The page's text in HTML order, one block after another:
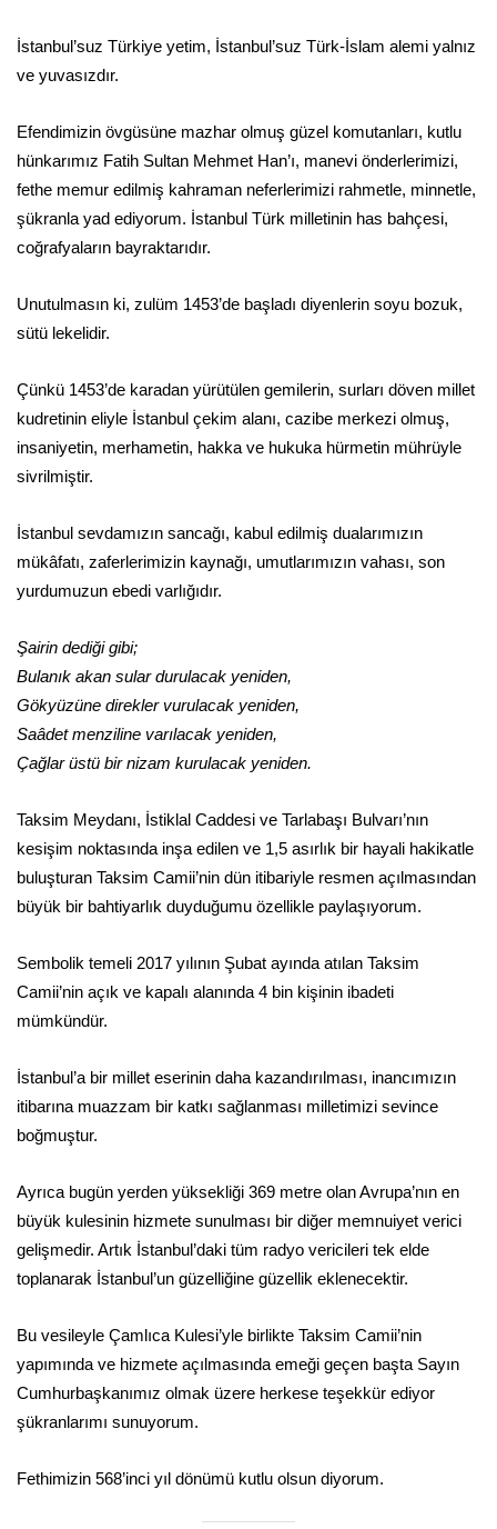
İstanbul’suz Türkiye yetim, İstanbul’suz Türk-İslam alemi yalnız
ve yuvasızdır.
Efendimizin övgüsüne mazhar olmuş güzel komutanları, kutlu
hünkarımız Fatih Sultan Mehmet Han’ı, manevi önderlerimizi,
fethe memur edilmiş kahraman neferlerimizi rahmetle, minnetle,
şükranla yad ediyorum. İstanbul Türk milletinin has bahçesi,
coğrafyaların bayraktarıdır.
Unutulmasın ki, zulüm 1453’de başladı diyenlerin soyu bozuk,
sütü lekelidir.
Çünkü 1453’de karadan yürütülen gemilerin, surları döven millet
kudretinin eliyle İstanbul çekim alanı, cazibe merkezi olmuş,
insaniyetin, merhametin, hakka ve hukuka hürmetin mührüyle
sivrilmiştir.
İstanbul sevdamızın sancağı, kabul edilmiş dualarımızın
mükâfatı, zaferlerimizin kaynağı, umutlarımızın vahası, son
yurdumuzun ebedi varlığıdır.
Şairin dediği gibi;
Bulanık akan sular durulacak yeniden,
Gökyüzüne direkler vurulacak yeniden,
Saâdet menziline varılacak yeniden,
Çağlar üstü bir nizam kurulacak yeniden.
Taksim Meydanı, İstiklal Caddesi ve Tarlabaşı Bulvarı’nın
kesişim noktasında inşa edilen ve 1,5 asırlık bir hayali hakikatle
buluşturan Taksim Camii’nin dün itibariyle resmen açılmasından
büyük bir bahtiyarlık duyduğumu özellikle paylaşıyorum.
Sembolik temeli 2017 yılının Şubat ayında atılan Taksim
Camii’nin açık ve kapalı alanında 4 bin kişinin ibadeti
mümkündür.
İstanbul’a bir millet eserinin daha kazandırılması, inancımızın
itibarına muazzam bir katkı sağlanması milletimizi sevince
boğmuştur.
Ayrıca bugün yerden yüksekliği 369 metre olan Avrupa’nın en
büyük kulesinin hizmete sunulması bir diğer memnuiyet verici
gelişmedir. Artık İstanbul’daki tüm radyo vericileri tek elde
toplanarak İstanbul’un güzelliğine güzellik eklenecektir.
Bu vesileyle Çamlıca Kulesi’yle birlikte Taksim Camii’nin
yapımında ve hizmete açılmasında emeği geçen başta Sayın
Cumhurbaşkanımız olmak üzere herkese teşekkür ediyor
şükranlarımı sunuyorum.
Fethimizin 568’inci yıl dönümü kutlu olsun diyorum.